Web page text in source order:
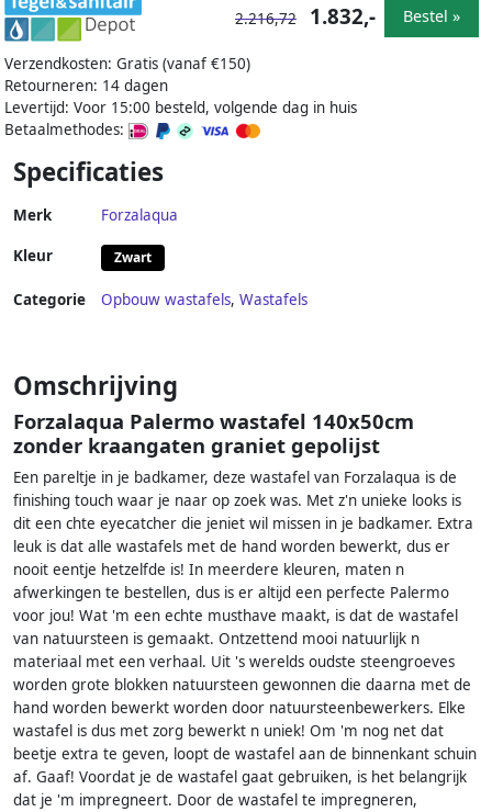
Verzendkosten: Gratis (vanaf €150)
Retourneren: 14 dagen
Levertijd: Voor 15:00 besteld, volgende dag in huis
Betaalmethodes:
2.216,72 1.832,- Bestel »
Specificaties
Merk Forzalaqua
Kleur Zwart
Categorie Opbouw wastafels, Wastafels
Omschrijving
Forzalaqua Palermo wastafel 140x50cm
zonder kraangaten graniet gepolijst
Een pareltje in je badkamer, deze wastafel van Forzalaqua is de
finishing touch waar je naar op zoek was. Met z'n unieke looks is
dit een chte eyecatcher die jeniet wil missen in je badkamer. Extra
leuk is dat alle wastafels met de hand worden bewerkt, dus er
nooit eentje hetzelfde is! In meerdere kleuren, maten n
afwerkingen te bestellen, dus is er altijd een perfecte Palermo
voor jou! Wat 'm een echte musthave maakt, is dat de wastafel
van natuursteen is gemaakt. Ontzettend mooi natuurlijk n
materiaal met een verhaal. Uit 's werelds oudste steengroeves
worden grote blokken natuursteen gewonnen die daarna met de
hand worden bewerkt worden door natuursteenbewerkers. Elke
wastafel is dus met zorg bewerkt n uniek! Om 'm nog net dat
beetje extra te geven, loopt de wastafel aan de binnenkant schuin
af. Gaaf! Voordat je de wastafel gaat gebruiken, is het belangrijk
dat je 'm impregneert. Door de wastafel te impregneren,